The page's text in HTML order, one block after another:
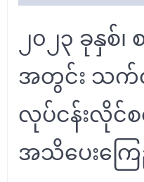
၂၀၂၃ ခုနှ
အတွင်း သက်
လုပ်ငန်းလိုင်စင်
အသိပေးကြေ